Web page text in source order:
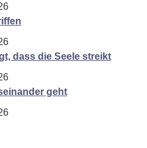
dass die Seele streikt
geht